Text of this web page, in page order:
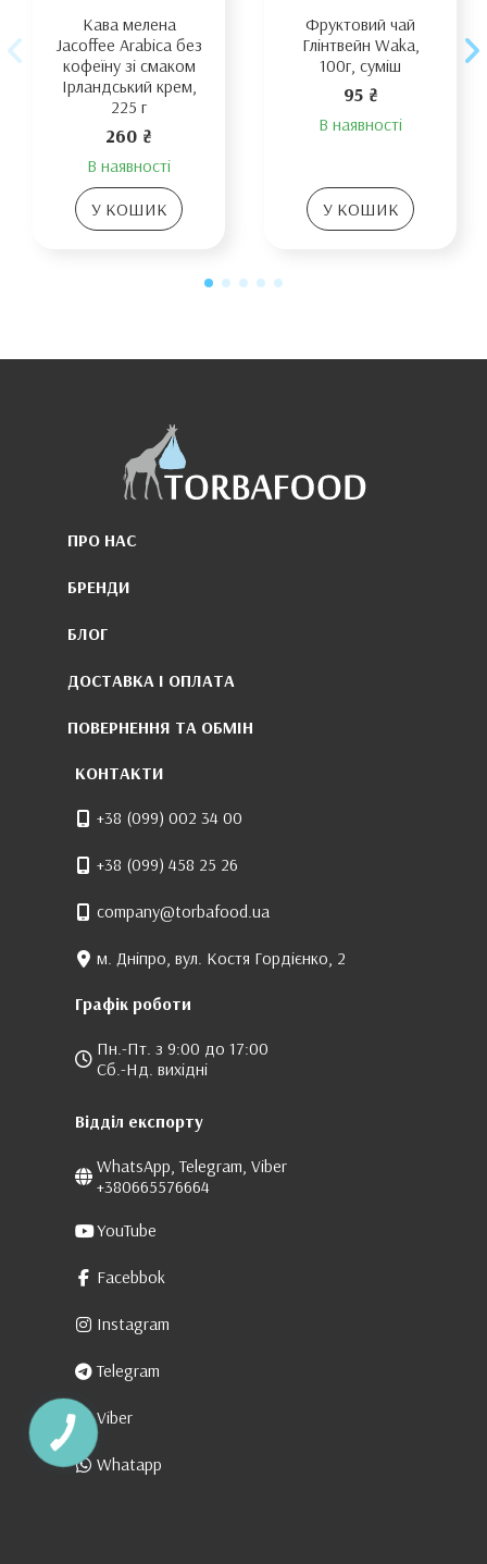
Кава мелена
Jacoffee Arabica без
кофеїну зі смаком
Ірландський крем,
225 г
260 ₴
В наявності
У КОШИК
Фруктовий чай
Глінтвейн Waka,
100г, суміш
95 ₴
В наявності
У КОШИК
ПРО НАС
БРЕНДИ
БЛОГ
ДОСТАВКА І ОПЛАТА
ПОВЕРНЕННЯ ТА ОБМІН
КОНТАКТИ
+38 (099) 002 34 00
+38 (099) 458 25 26
company@torbafood.ua
м. Дніпро, вул. Костя Гордієнко, 2
Графік роботи
Пн.-Пт. з 9:00 до 17:00
Сб.-Нд. вихідні
Відділ експорту
WhatsApp, Telegram, Viber
+380665576664
YouTube
Facebbok
Instagram
Telegram
Viber
Whatapp